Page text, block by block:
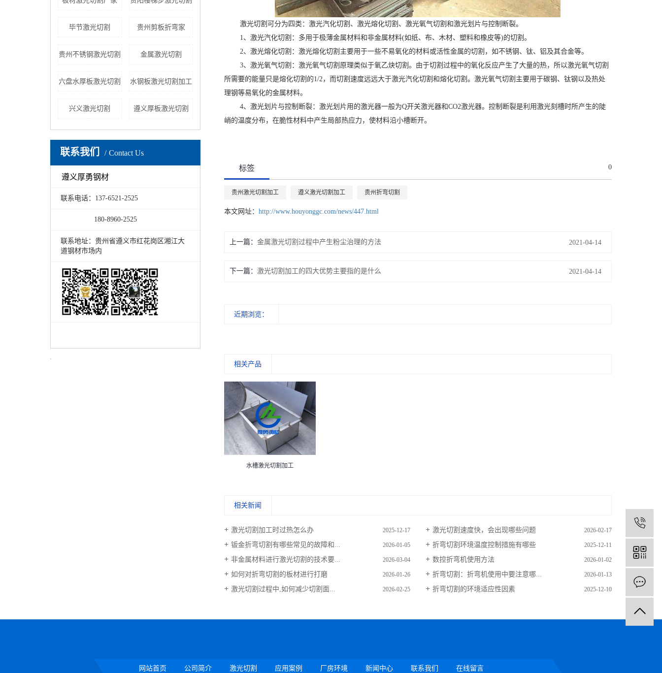
毕节激光切割 贵州剪板折弯家
贵州不锈钢激光切割 金属激光切割
六盘水厚板激光切割 水钢板激光切割加工
兴义激光切割 遵义厚板激光切割
联系我们 Contact Us
遵义厚勇钢材
联系电话：137-6521-2525
180-8960-2525
联系地址：贵州省遵义市红花岗区湘江大
道钢材市场内
激光切割可分为四类：激光汽化切割、激光熔化切割、激光氧气切割和激光划片与控制断裂。
1、激光汽化切割：多用于极薄金属材料和非金属材料(如纸、布、木材、塑料和橡皮等)的切割。
2、激光熔化切割：激光熔化切割主要用于一些不易氧化的材料或活性金属的切割，如不锈钢、钛、铝及其合金等。
3、激光氧气切割：激光氧气切割原理类似于氧乙炔切割。由于切割过程中的氧化反应产生了大量的热，所以激光氧气切割
所需要的能量只是熔化切割的1/2，而切割速度远远大于激光汽化切割和熔化切割。激光氧气切割主要用于碳钢、钛钢以及热处
理钢等易氧化的金属材料。
4、激光划片与控制断裂：激光划片用的激光器一般为Q开关激光器和CO2激光器。控制断裂是利用激光刻槽时所产生的陡
峭的温度分布，在脆性材料中产生局部热应力，使材料沿小槽断开。
标签 0
贵州激光切割加工 遵义激光切割加工 贵州折弯切割
本文网址： http://www.houyonggc.com/news/447.html
上一篇： 金属激光切割过程中产生粉尘治理的方法 2021-04-14
下一篇： 激光切割加工的四大优势主要指的是什么 2021-04-14
近期浏览：
相关产品
水槽激光切割加工
相关新闻
激光切割加工时过热怎么办 2025-12-17 激光切割速度快，会出现哪些问题 2026-02-17
钣金折弯切割有哪些常见的故障和... 2026-01-05 折弯切割环境温度控制措施有哪些 2025-12-11
非金属材料进行激光切割的技术要... 2026-03-04 数控折弯机使用方法 2026-01-02
如何对折弯切割的板材进行打磨 2026-01-26 折弯切割：折弯机使用中要注意哪... 2026-01-13
激光切割过程中,如何减少切割面... 2026-02-25 折弯切割的环境适应性因素 2025-12-10
网站首页 公司简介 激光切割 应用案例 厂房环境 新闻中心 联系我们 在线留言